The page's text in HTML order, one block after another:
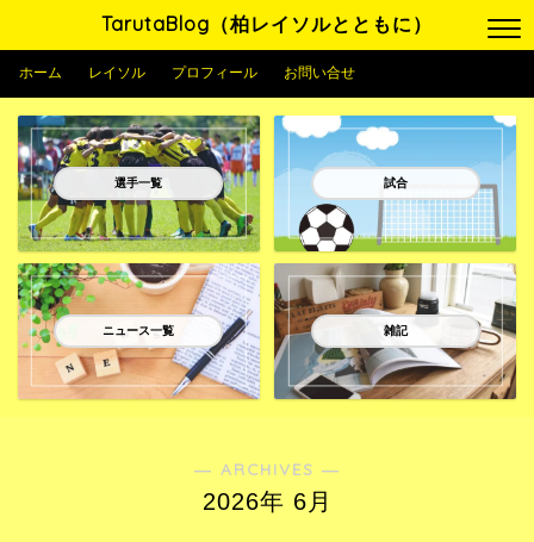
TarutaBlog（柏レイソルとともに）
ホーム レイソル プロフィール お問い合せ
選手一覧 試合
ニュース一覧 雑記
― ARCHIVES ―
2026年 6月